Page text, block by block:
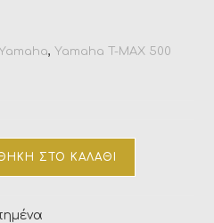
,Yamaha T-MAX 500
ΣΤΟ ΚΑΛΆΘΙ